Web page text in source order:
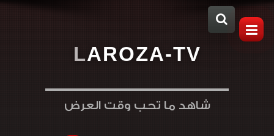
LAROZA-TV
شاهد ما تحب وقت العرض